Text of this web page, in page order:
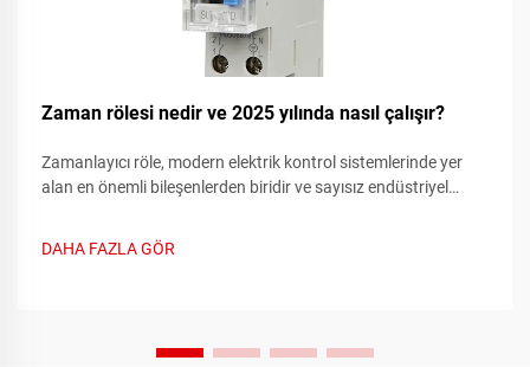
Zaman rölesi nedir ve 2025 yılında nasıl çalışır?
Zamanlayıcı röle, modern elektrik kontrol sistemlerinde yer
alan en önemli bileşenlerden biridir ve sayısız endüstriyel
gelişmiş cihazlar geleneksel röle anahtarlama yeteneklerini...
DAHA FAZLA GÖR